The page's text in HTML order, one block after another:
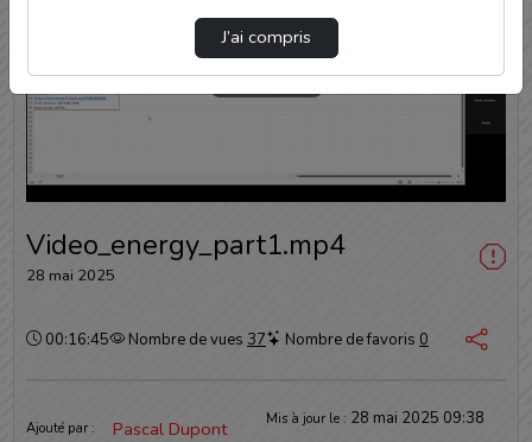
Lire
vidéo
Video_energy_part1.mp4
28 mai 2025
Durée :
00:16:45 Nombre de vues 37 Nombre de favoris 0
Informations
Ajouté par : Pascal Dupont Mis à jour le : 28 mai 2025 09:38
J’ai compris